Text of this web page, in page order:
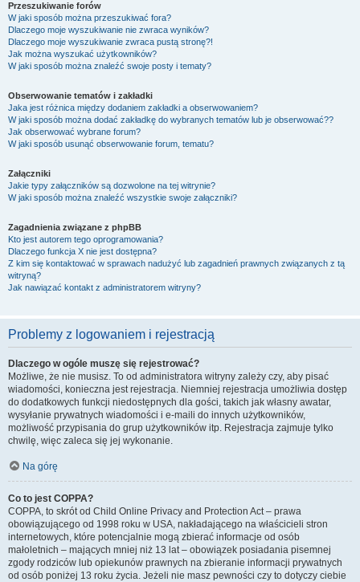
Przeszukiwanie forów
W jaki sposób można przeszukiwać fora?
Dlaczego moje wyszukiwanie nie zwraca wyników?
Dlaczego moje wyszukiwanie zwraca pustą stronę?!
Jak można wyszukać użytkowników?
W jaki sposób można znaleźć swoje posty i tematy?
Obserwowanie tematów i zakładki
Jaka jest różnica między dodaniem zakładki a obserwowaniem?
W jaki sposób można dodać zakładkę do wybranych tematów lub je obserwować??
Jak obserwować wybrane forum?
W jaki sposób usunąć obserwowanie forum, tematu?
Załączniki
Jakie typy załączników są dozwolone na tej witrynie?
W jaki sposób można znaleźć wszystkie swoje załączniki?
Zagadnienia związane z phpBB
Kto jest autorem tego oprogramowania?
Dlaczego funkcja X nie jest dostępna?
Z kim się kontaktować w sprawach nadużyć lub zagadnień prawnych związanych z tą
witryną?
Jak nawiązać kontakt z administratorem witryny?
Problemy z logowaniem i rejestracją
Dlaczego w ogóle muszę się rejestrować?
Możliwe, że nie musisz. To od administratora witryny zależy czy, aby pisać
wiadomości, konieczna jest rejestracja. Niemniej rejestracja umożliwia dostęp
do dodatkowych funkcji niedostępnych dla gości, takich jak własny awatar,
wysyłanie prywatnych wiadomości i e-maili do innych użytkowników,
możliwość przypisania do grup użytkowników itp. Rejestracja zajmuje tylko
chwilę, więc zaleca się jej wykonanie.
Na górę
Co to jest COPPA?
COPPA, to skrót od Child Online Privacy and Protection Act – prawa
obowiązującego od 1998 roku w USA, nakładającego na właścicieli stron
internetowych, które potencjalnie mogą zbierać informacje od osób
małoletnich – mających mniej niż 13 lat – obowiązek posiadania pisemnej
zgody rodziców lub opiekunów prawnych na zbieranie informacji prywatnych
od osób poniżej 13 roku życia. Jeżeli nie masz pewności czy to dotyczy ciebie